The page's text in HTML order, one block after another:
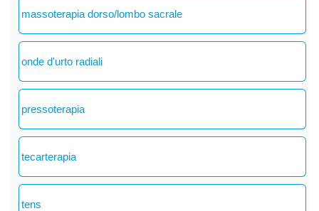
massoterapia dorso/lombo sacrale
onde d'urto radiali
pressoterapia
tecarterapia
tens